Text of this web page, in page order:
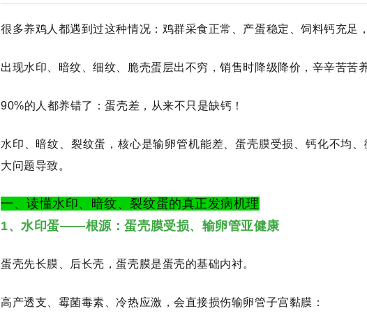
很多养鸡人都遇到过这种情况：鸡群采食正常、产蛋稳定、饲料钙充足
出现水印、暗纹、细纹、脆壳蛋层出不穷，销售时降级降价，辛辛苦苦
90%的人都养错了：蛋壳差，从来不只是缺钙！
水印、暗纹、裂纹蛋，核心是输卵管机能差、蛋壳膜受损、钙化不均
大问题导致。
一、读懂水印、暗纹、裂纹蛋的真正发病机理
1、水印蛋——根源：蛋壳膜受损、输卵管亚健康
蛋壳先长膜、后长壳，蛋壳膜是蛋壳的基础内衬。
高产透支、霉菌毒素、冷热应激，会直接损伤输卵管子宫黏膜：